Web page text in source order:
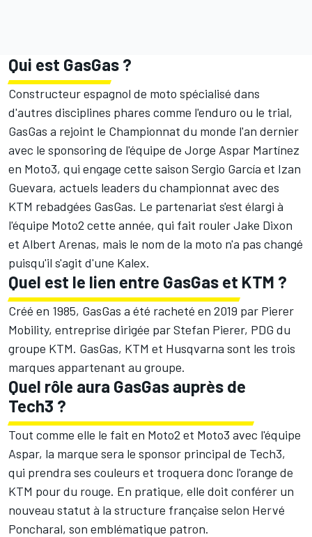
Qui est GasGas ?
Constructeur espagnol de moto spécialisé dans
d'autres disciplines phares comme l'enduro ou le trial,
GasGas a rejoint le Championnat du monde l'an dernier
avec le sponsoring de l'équipe de Jorge Aspar Martínez
en Moto3, qui engage cette saison Sergio García et Izan
Guevara, actuels leaders du championnat avec des
KTM rebadgées GasGas. Le partenariat s'est élargi à
l'équipe Moto2 cette année, qui fait roulerJake Dixon
et Albert Arenas, mais le nom de la moto n'a pas changé
puisqu'il s'agit d'une Kalex.
Quel est le lien entre GasGas et KTM ?
Créé en 1985, GasGas a été racheté en 2019 par Pierer
Mobility, entreprise dirigée par Stefan Pierer, PDG du
groupe KTM. GasGas, KTM et Husqvarna sont les trois
marques appartenant au groupe.
Quel rôle aura GasGas auprès de
Tech3 ?
Tout comme elle le fait en Moto2 et Moto3 avec l'équipe
Aspar, la marque sera le sponsor principal de Tech3,
qui prendra ses couleurs et troquera donc l'orange de
KTM pour du rouge. En pratique, elle doit conférer un
nouveau statut à la structure française selon Hervé
Poncharal, son emblématique patron.